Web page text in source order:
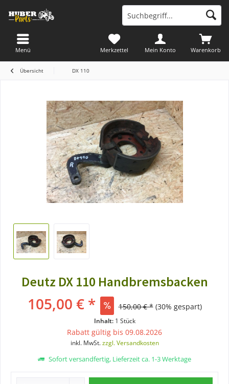
Warenkorb
Merkzettel Mein Konto
Menü
Übersicht DX 110
Deutz DX 110 Handbremsbacken
105,00 € * 150,00 € * (30% gespart)
Inhalt: 1 Stück
Rabatt gültig bis 09.08.2026
inkl. MwSt.zzgl. Versandkosten
Sofort versandfertig, Lieferzeit ca. 1-3 Werktage